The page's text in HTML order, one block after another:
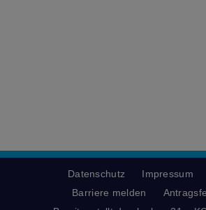
Datenschutz Impressum
Barriere melden